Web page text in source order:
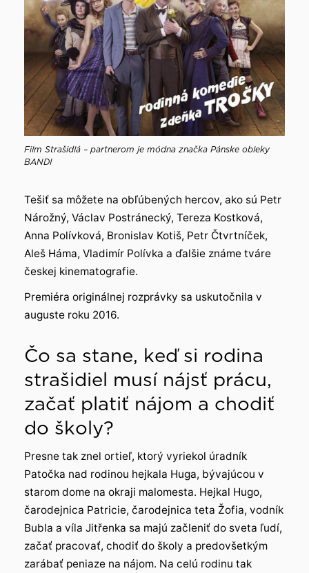
Film Strašidlá – partnerom je módna značka Pánske obleky
BANDI
Tešiť sa môžete na obľúbených hercov, ako sú Petr
Nárožný, Václav Postránecký, Tereza Kostková,
Anna Polívková, Bronislav Kotiš, Petr Čtvrtníček,
Aleš Háma, Vladimír Polívka a ďalšie známe tváre
českej kinematografie.
Premiéra originálnej rozprávky sa uskutočnila v
auguste roku 2016.
Čo sa stane, keď si rodina
strašidiel musí nájsť prácu,
začať platiť nájom a chodiť
do školy?
Presne tak znel ortieľ, ktorý vyriekol úradník
Patočka nad rodinou hejkala Huga, bývajúcou v
starom dome na okraji malomesta. Hejkal Hugo,
čarodejnica Patricie, čarodejnica teta Žofia, vodník
Bubla a víla Jitřenka sa majú začleniť do sveta ľudí,
začať pracovať, chodiť do školy a predovšetkým
zarábať peniaze na nájom. Na celú rodinu tak